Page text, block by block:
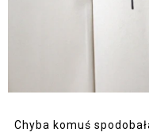
Chyba komuś